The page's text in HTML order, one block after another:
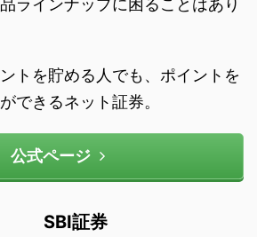
トを貯める人でも、ポイントを
できるネット証券。
公式ページ
SBI証券